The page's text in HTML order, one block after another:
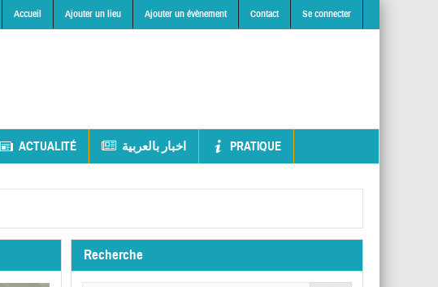
Accueil Ajouter un lieu Ajouter un évènement Contact Se connecter
ACTUALITÉ اخبار بالعربية PRATIQUE
Recherche